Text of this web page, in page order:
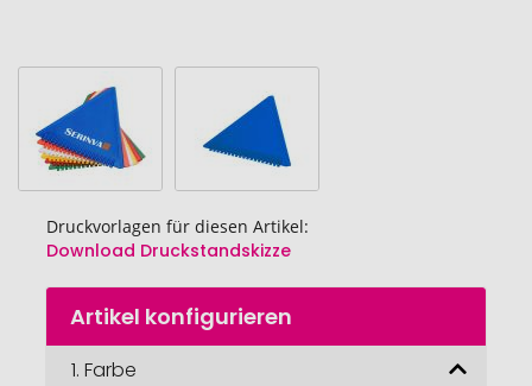
Druckvorlagen für diesen Artikel:
Download Druckstandskizze
Zum
Anfang
Bildgalerie
Artikel konfigurieren
1. Farbe